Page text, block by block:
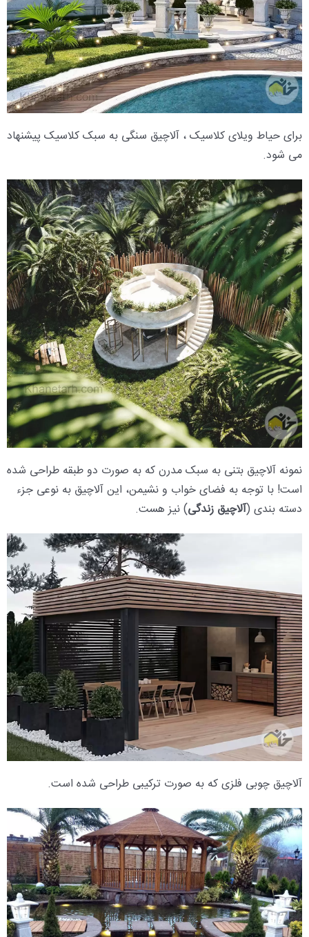
برای حیاط ویلای کلاسیک ، آلاچیق سنگی به سبک کلاسیک پیشنهاد
می شود.
نمونه آلاچیق بتنی به سبک مدرن که به صورت دو طبقه طراحی شده
است! با توجه به فضای خواب و نشیمن، این آلاچیق به نوعی جزء
دسته بندی (آلاچیق زندگی) نیز هست.
آلاچیق چوبی فلزی که به صورت ترکیبی طراحی شده است.